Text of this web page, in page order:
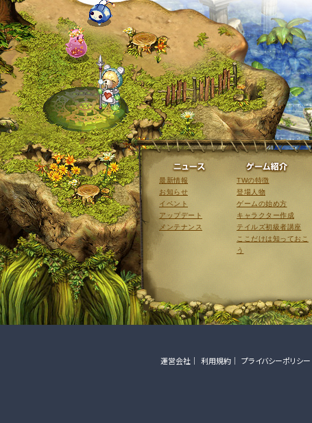
ニュース
最新情報
お知らせ
イベント
アップデート
メンテナンス
TWの特徴
登場人物
ゲームの始め方
キャラクター作成
テイルズ初級者講座
ここだけは知っておこ
う
運営会社 利用規約 プライバシーポリシー